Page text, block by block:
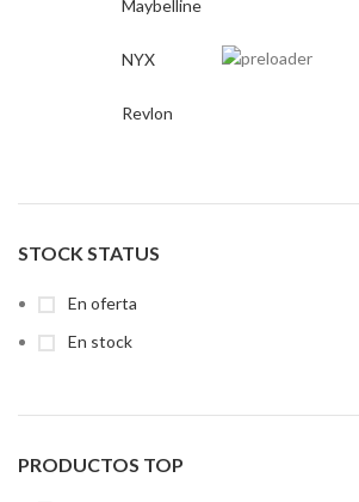
Maybelline
NYX
Revlon
STOCK STATUS
En oferta
En stock
PRODUCTOS TOP